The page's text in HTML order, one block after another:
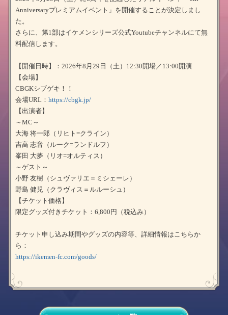
Anniversaryプレミアムイベント」を開催することが決定しまし
た。
さらに、第1部はイケメンシリーズ公式Youtubeチャンネルにて無
料配信します。
【開催日時】：2026年8月29日（土）12:30開場／13:00開演
【会場】
CBGKシブゲキ！！
会場URL： https://cbgk.jp/
【出演者】
～MC～
大海 将一郎（リヒト=クライン）
吉高 志音（ルーク=ランドルフ）
峯田 大夢（リオ=オルティス）
～ゲスト～
小野 友樹（シュヴァリエ＝ミシェーレ）
野島 健児（クラヴィス＝ルルーシュ）
【チケット価格】
限定グッズ付きチケット：6,800円（税込み）
チケット申し込み期間やグッズの内容等、詳細情報はこちらか
ら：
https://ikemen-fc.com/goods/